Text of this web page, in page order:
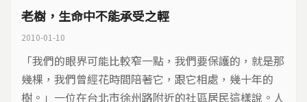
老樹，生命中不能承受之輕
2010-01-10
「我們的眼界可能比較窄一點，我們要保護的，就是那
幾棵，我們曾經花時間陪著它，跟它相處，幾十年的
樹。」一位在台北市徐州路附近的社區居民這樣說。人